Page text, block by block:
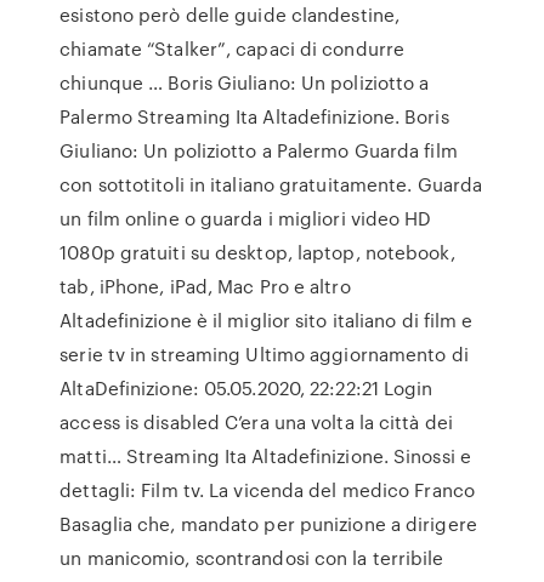
esistono però delle guide clandestine,
chiamate “Stalker”, capaci di condurre
chiunque … Boris Giuliano: Un poliziotto a
Palermo Streaming Ita Altadefinizione. Boris
Giuliano: Un poliziotto a Palermo Guarda film
con sottotitoli in italiano gratuitamente. Guarda
un film online o guarda i migliori video HD
1080p gratuiti su desktop, laptop, notebook,
tab, iPhone, iPad, Mac Pro e altro
Altadefinizione è il miglior sito italiano di film e
serie tv in streaming Ultimo aggiornamento di
AltaDefinizione: 05.05.2020, 22:22:21 Login
access is disabled C’era una volta la città dei
matti… Streaming Ita Altadefinizione. Sinossi e
dettagli: Film tv. La vicenda del medico Franco
Basaglia che, mandato per punizione a dirigere
un manicomio, scontrandosi con la terribile